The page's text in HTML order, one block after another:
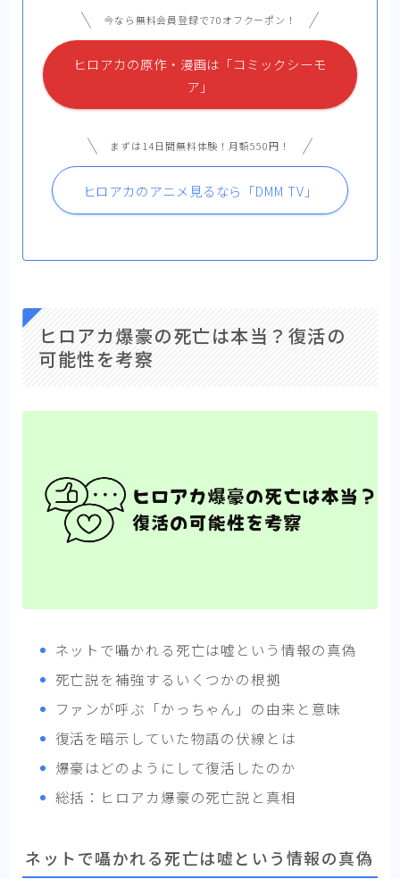
今なら無料会員登録で70オフクーポン！
ヒロアカの原作・漫画は「コミックシーモ
ア」
まずは14日間無料体験！月額550円！
ヒロアカのアニメ見るなら「DMM TV」
ヒロアカ爆豪の死亡は本当？復活の
可能性を考察
ネットで囁かれる死亡は嘘という情報の真偽
死亡説を補強するいくつかの根拠
ファンが呼ぶ「かっちゃん」の由来と意味
復活を暗示していた物語の伏線とは
爆豪はどのようにして復活したのか
総括：ヒロアカ爆豪の死亡説と真相
ネットで囁かれる死亡は嘘という情報の真偽